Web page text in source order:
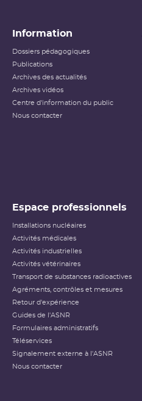
Information
Dossiers pédagogiques
Publications
Archives des actualités
Archives vidéos
Centre d'information du public
Nous contacter
Espace professionnels
Installations nucléaires
Activités médicales
Activités industrielles
Activités vétérinaires
Transport de substances radioactives
Agréments, contrôles et mesures
Retour d'expérience
Guides de l'ASNR
Formulaires administratifs
Téléservices
Signalement externe à l'ASNR
Nous contacter